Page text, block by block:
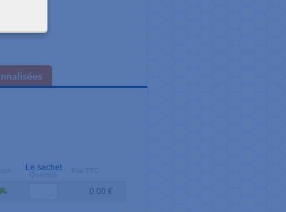
Le sachet
0.00 €